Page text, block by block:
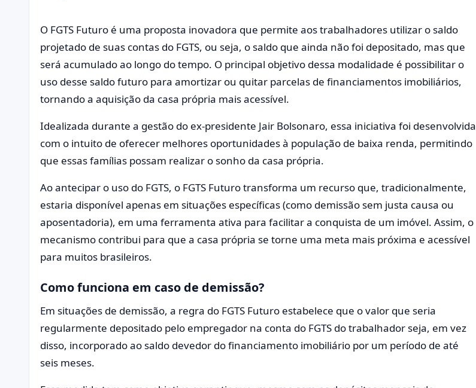
O FGTS Futuro é uma proposta inovadora que permite aos trabalhadores utilizar o saldo
projetado de suas contas do FGTS, ou seja, o saldo que ainda não foi depositado, mas que
será acumulado ao longo do tempo. O principal objetivo dessa modalidade é possibilitar o
uso desse saldo futuro para amortizar ou quitar parcelas de financiamentos imobiliários,
tornando a aquisição da casa própria mais acessível.
Idealizada durante a gestão do ex-presidente Jair Bolsonaro, essa iniciativa foi desenvolvida
com o intuito de oferecer melhores oportunidades à população de baixa renda, permitindo
que essas famílias possam realizar o sonho da casa própria.
Ao antecipar o uso do FGTS, o FGTS Futuro transforma um recurso que, tradicionalmente,
estaria disponível apenas em situações específicas (como demissão sem justa causa ou
aposentadoria), em uma ferramenta ativa para facilitar a conquista de um imóvel. Assim, o
mecanismo contribui para que a casa própria se torne uma meta mais próxima e acessível
para muitos brasileiros.
Como funciona em caso de demissão?
Em situações de demissão, a regra do FGTS Futuro estabelece que o valor que seria
regularmente depositado pelo empregador na conta do FGTS do trabalhador seja, em vez
disso, incorporado ao saldo devedor do financiamento imobiliário por um período de até
seis meses.